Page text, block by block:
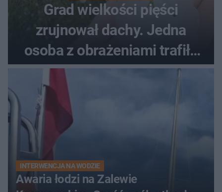
Grad wielkości pięści
zrujnował dachy. Jedna
osoba z obrażeniami trafiła
do szpitala
INTERWENCJA NA WODZIE
Awaria łodzi na Zalewie